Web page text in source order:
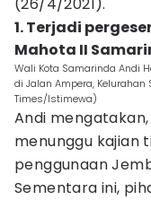
1. Terjadi
Mahota II
Wali Kota Samarinda Andi
di Jalan Ampera, Kelurahan
Times/Istimewa)
Andi
menunggu kajian
penggunaan
Sementara ini,